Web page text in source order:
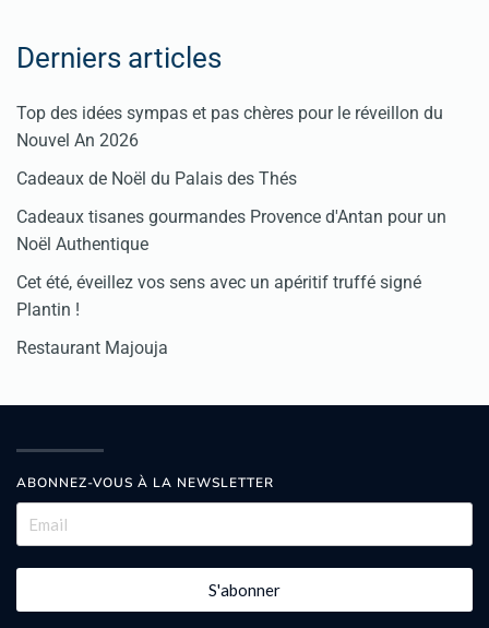
Derniers articles
Top des idées sympas et pas chères pour le réveillon du
Nouvel An 2026
Cadeaux de Noël du Palais des Thés
Cadeaux tisanes gourmandes Provence d'Antan pour un
Noël Authentique
Cet été, éveillez vos sens avec un apéritif truffé signé
Plantin !
Restaurant Majouja
ABONNEZ-VOUS À LA NEWSLETTER
S'abonner